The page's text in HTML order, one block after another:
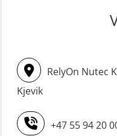
Livbåtfører
Livbåtfører
(OSE1471)
Livbåtfører
FF1200
STCW
(MBS124)
STCW
(MBS125)
RelyOn Nutec
Kjevik
+47 55 94 20